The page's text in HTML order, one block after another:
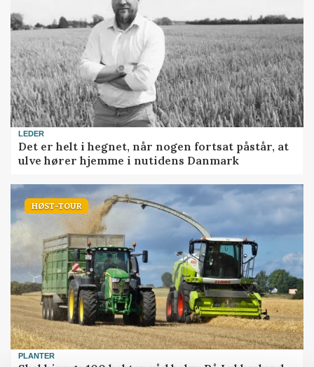
LEDER
Det er helt i hegnet, når nogen fortsat påstår, at
ulve hører hjemme i nutidens Danmark
HØST-TOUR
PLANTER